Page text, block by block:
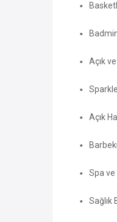
Açık
Açık
Spa ve
Sağlık